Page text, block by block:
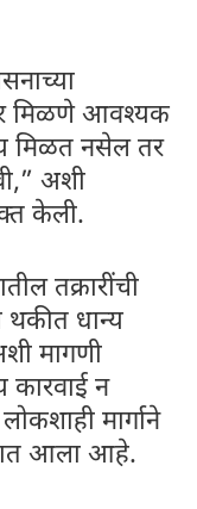
मिळणे आवश्यक
मिळत नसेल तर
अशी
केली.
तक्रारींची
थकीत धान्य
मागणी
कारवाई न
मार्गाने
आला आहे.